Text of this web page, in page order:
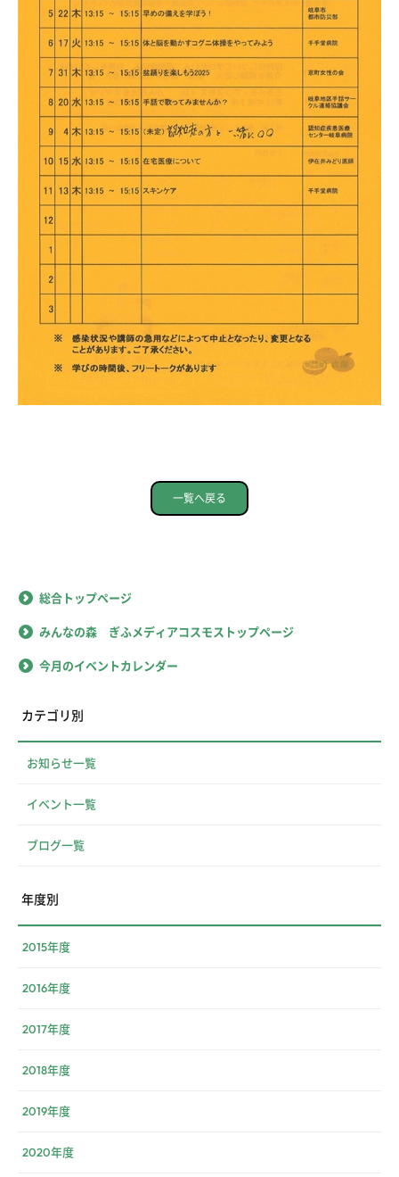
一覧へ戻る
総合トップページ
みんなの森 ぎふメディアコスモストップページ
今月のイベントカレンダー
カテゴリ別
お知らせ一覧
イベント一覧
ブログ一覧
年度別
2015年度
2016年度
2017年度
2018年度
2019年度
2020年度